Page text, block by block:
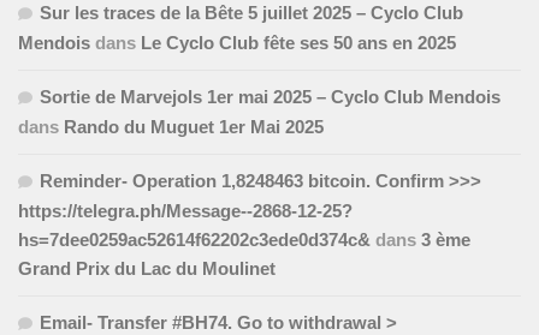
Sur les traces de la Bête 5 juillet 2025 – Cyclo Club
Mendois dans Le Cyclo Club fête ses 50 ans en 2025
Sortie de Marvejols 1er mai 2025 – Cyclo Club Mendois
dans Rando du Muguet 1er Mai 2025
Reminder- Operation 1,8248463 bitcoin. Confirm >>>
https://telegra.ph/Message--2868-12-25?
hs=7dee0259ac52614f62202c3ede0d374c& dans 3 ème
Grand Prix du Lac du Moulinet
Email- Transfer #BH74. Go to withdrawal >